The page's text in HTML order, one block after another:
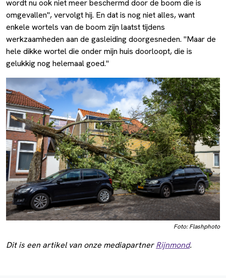
wordt nu ook niet meer beschermd door de boom die is
omgevallen", vervolgt hij. En dat is nog niet alles, want
enkele wortels van de boom zijn laatst tijdens
werkzaamheden aan de gasleiding doorgesneden. "Maar de
hele dikke wortel die onder mijn huis doorloopt, die is
gelukkig nog helemaal goed."
Foto: Flashphoto
Dit is een artikel van onze mediapartnerRijnmond.